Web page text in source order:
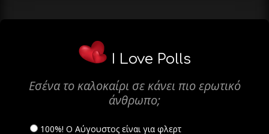
I Love Polls
Εσένα το καλοκαίρι σε κάνει πιο ερωτικό
άνθρωπο;
100%! Ο Αύγουστος είναι για φλερτ